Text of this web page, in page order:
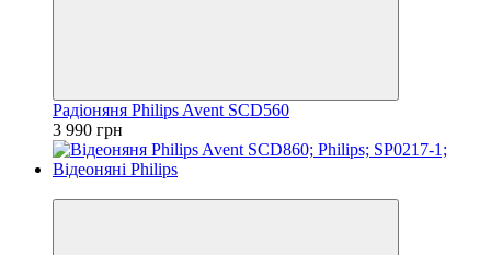
Радіоняня Philips Avent SCD560
3 990 грн